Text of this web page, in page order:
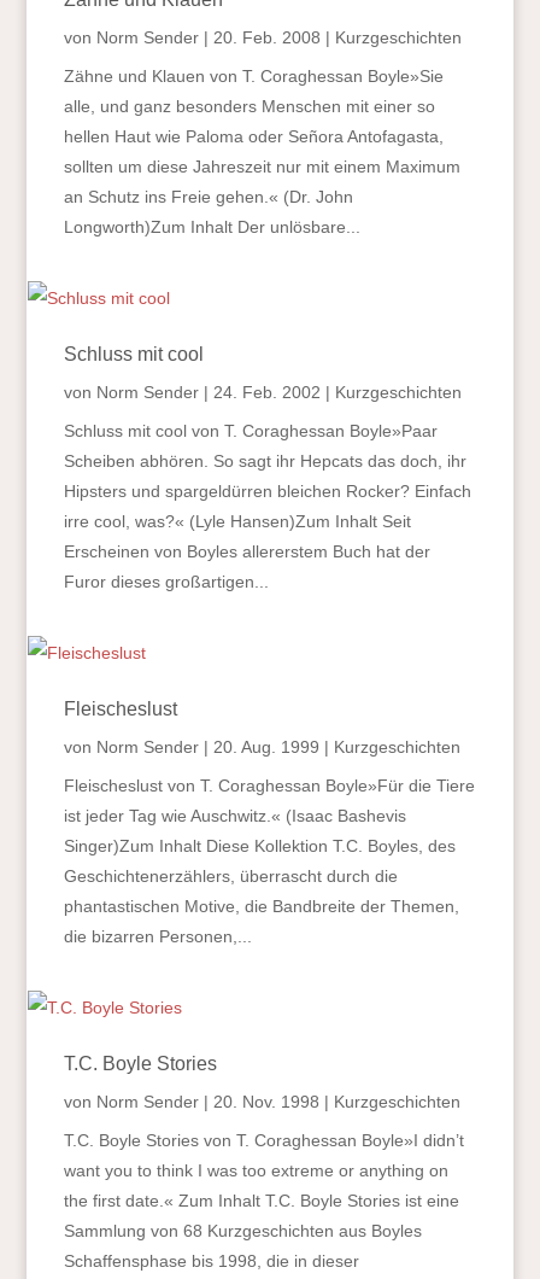
von Norm Sender| 20. Feb. 2008 | Kurzgeschichten
Zähne und Klauen von T. Coraghessan Boyle»Sie
alle, und ganz besonders Menschen mit einer so
hellen Haut wie Paloma oder Señora Antofagasta,
sollten um diese Jahreszeit nur mit einem Maximum
an Schutz ins Freie gehen.« (Dr. John
Longworth)Zum Inhalt Der unlösbare...
Schluss mit cool
von Norm Sender| 24. Feb. 2002 | Kurzgeschichten
Schluss mit cool von T. Coraghessan Boyle»Paar
Scheiben abhören. So sagt ihr Hepcats das doch, ihr
Hipsters und spargeldürren bleichen Rocker? Einfach
irre cool, was?« (Lyle Hansen)Zum Inhalt Seit
Erscheinen von Boyles allererstem Buch hat der
Furor dieses großartigen...
Fleischeslust
von Norm Sender| 20. Aug. 1999 | Kurzgeschichten
Fleischeslust von T. Coraghessan Boyle»Für die Tiere
ist jeder Tag wie Auschwitz.« (Isaac Bashevis
Singer)Zum Inhalt Diese Kollektion T.C. Boyles, des
Geschichtenerzählers, überrascht durch die
phantastischen Motive, die Bandbreite der Themen,
die bizarren Personen,...
T.C. Boyle Stories
von Norm Sender| 20. Nov. 1998 | Kurzgeschichten
T.C. Boyle Stories von T. Coraghessan Boyle»I didn’t
want you to think I was too extreme or anything on
the first date.« Zum Inhalt T.C. Boyle Stories ist eine
Sammlung von 68 Kurzgeschichten aus Boyles
Schaffensphase bis 1998, die in dieser